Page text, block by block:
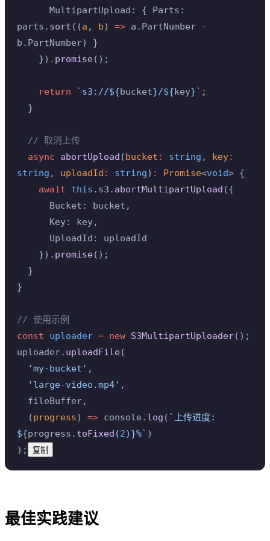
parts. sort ((a , b) => a.PartNumber
-
b.PartNumber) }
    }).
promise();
    return
`s3://${bucket}/${key}` ;
  }
  // 取消上传
  async
abortUpload (bucket : string , key:
string , uploadId : string) : Promise<void> {
    await
this .s3. abortMultipartUpload ({
      Bucket: bucket,
      Key: key,
      UploadId: uploadId
    }).
promise();
  }
}
// 使用示例
const uploader = new S3MultipartUploader();
uploader. uploadFile(
  'my-bucket'
,
  'large-video.mp4'
,
  fileBuffer,
  (
progress) => console. log ( `上传进度:
${progress . toFixed (2) }%` )
);
复制
最佳实践建议